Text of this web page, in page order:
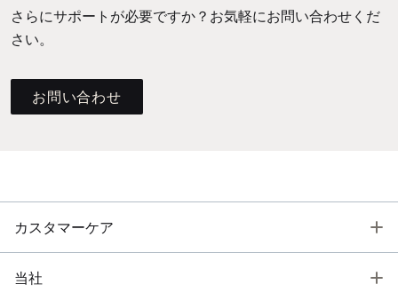
さらにサポートが必要ですか？お気軽にお問い合わせくだ
さい。
お問い合わせ
カスタマーケア
当社